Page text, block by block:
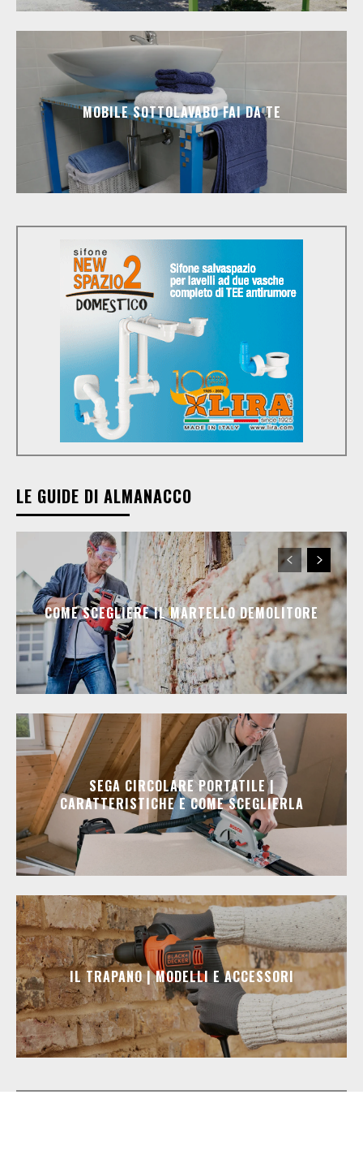
MOBILE SOTTOLAVABO FAI DA TE
LE GUIDE DI ALMANACCO
COME SCEGLIERE IL MARTELLO DEMOLITORE
SEGA CIRCOLARE PORTATILE |
CARATTERISTICHE E COME SCEGLIERLA
IL TRAPANO | MODELLI E ACCESSORI